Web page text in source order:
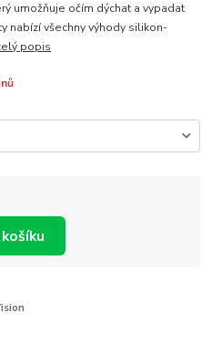
umožňuje očím dýchat a vypadat
nabízí všechny výhody silikon-
popis